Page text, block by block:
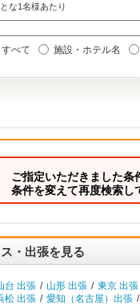
な1名様あたり
すべて 施設・ホテル名
ご指定いただきました条
条件を変えて再度検索し
・出張を見る
台 出張 / 山形 出張 / 東京 出張
松 出張 / 愛知（名古屋）出張 /